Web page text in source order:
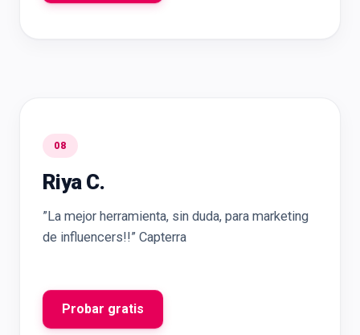
08
Riya C.
”La mejor herramienta, sin duda, para marketing
de influencers!!” Capterra
Probar gratis